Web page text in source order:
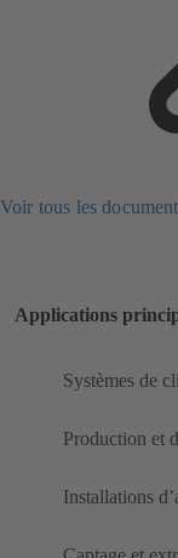
Voir tous les
Applications
Systèmes de
Production et
Installations